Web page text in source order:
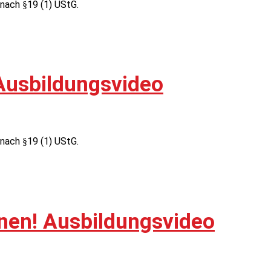
§19 (1) UStG.
§19 (1) UStG.
Ausbildungsvideo